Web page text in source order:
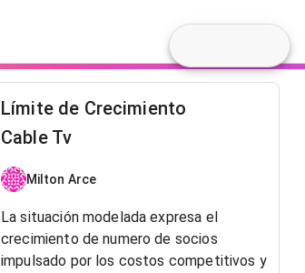
Límite de Crecimiento
Cable Tv
Milton Arce
La situación modelada expresa el
crecimiento de numero de socios
impulsado por los costos competitivos y